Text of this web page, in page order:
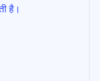
है।